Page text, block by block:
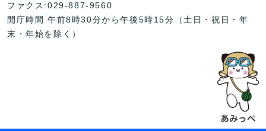
ファクス:029-887-9560
開庁時間 午前8時30分から午後5時15分（土日・祝日・年
末・年始を除く）